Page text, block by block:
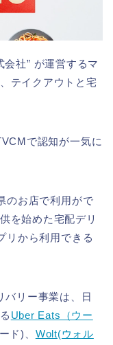
社” が運営するマ
テイクアウトと宅
で認知が一気に
のお店で利用がで
を始めた宅配デリ
リから利用できる
バリー事業は、日
Uber Eats（ウー
ド)、 Wolt(ウォル